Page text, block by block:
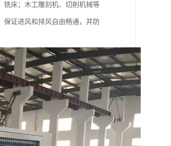
铣床；木工雕刻机、切削机械等
保证进风和排风自由畅通，并防